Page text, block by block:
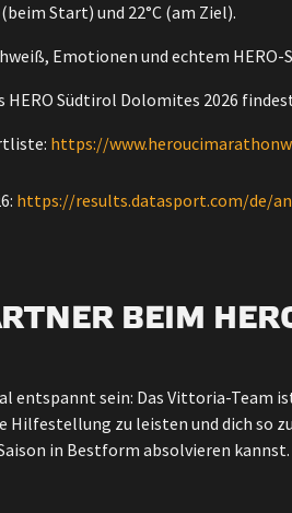
Start) und 22°C (am Ziel).
Emotionen und echtem HERO-
Südtirol Dolomites 2026
https://
https://results.datasport.com/de/
BEIM
entspannt sein: Das Vittoria-Team
zu leisten und dich so
in Bestform absolvieren kannst.